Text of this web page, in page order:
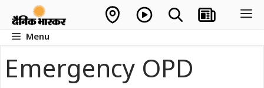
contentMenu
Emergency OPD